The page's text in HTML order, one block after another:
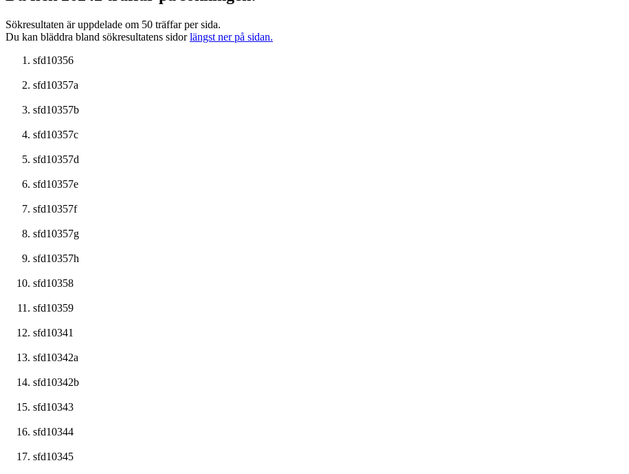
Sökresultaten är uppdelade om 50 träffar per sida.
Du kan bläddra bland sökresultatens sidorlängst ner på sidan.
sfd10356
sfd10357a
sfd10357b
sfd10357c
sfd10357d
sfd10357e
sfd10357f
sfd10357g
sfd10357h
sfd10358
sfd10359
sfd10341
sfd10342a
sfd10342b
sfd10343
sfd10344
sfd10345